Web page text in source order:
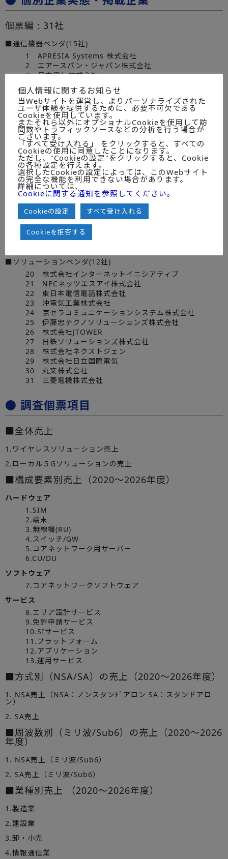
個票編 : 31社
■通信機器ベンダ(15社)
1 APRESIA Systems 株式会社
2 エアースパン・ジャパン株式会社
3 日本電気株式会社
4 ＮＴＴテクノクロス株式会社
5 FCNT株式会社
6 エリクソン・ジャパン株式会社
7 京セラ株式会社
8 サムスン電子ジャパン株式会社
9 大日本印刷株式会社
10 電気興業株式会社
11 東芝インフラシステムズ株式会社
12 日本無線株式会社
13 ノキアソリューションズ&ネットワークス合同会社
14 パナソニック システムソリューションズ ジャパン
15 富士通株式会社【数値なし】
■通信キャリア(4社)
16 エヌ・ティ・ティ・コミュニケーションズ株式会社
17 株式会社NTTドコモ
18 株式会社オプテージ
■ソリューションベンダ(12社)
20 株式会社インターネットイニシアティブ
21 NECネッツエスアイ株式会社
22 東日本電信電話株式会社
23 沖電気工業株式会社
24 京セラコミュニケーションシステム株式会社
25 伊藤忠テクノソリューションズ株式会社
26 株式会社JTOWER
27 日鉄ソリューションズ株式会社
28 株式会社ネクストジェン
29 株式会社日立国際電気
30 丸文株式会社
31 三菱電機株式会社
● 調査個票項目
■全体売上
1.ワイヤレスソリューション売上
2.ローカル５Gソリューションの売上
■構成要素別売上（2020～2026年度）
ハードウェア
1.SIM
2.端末
3.無線機(RU)
4.スイッチ/GW
5.コアネットワーク用サーバー
6.CU/DU
ソフトウェア
7.コアネットワークソフトウェア
サービス
8.エリア設計サービス
9.免許申請サービス
10.SIサービス
11.プラットフォーム
12.アプリケーション
13.運用サービス
■方式別（NSA/SA）の売上（2020～2026年度）
1. NSA売上（NSA：ノンスタンﾄﾞアロン SA：スタンドアロ
ン）
2. SA売上
■周波数別（ミリ波/Sub6）の売上（2020～2026
年度）
1. NSA売上（ミリ波/Sub6）
2. SA売上（ミリ波/Sub6）
■業種別売上 （2020～2026年度）
1.製造業
2.建設業
3.卸・小売
4.情報通信業
個人情報に関するお知らせ
当Webサイトを運営し、よりパーソナライズされた
ユーザ体験を提供するために、必要不可欠である
Cookieを使用しています。
またそれら以外にオプショナルCookieを使用して訪
問数やトラフィックソースなどの分析を行う場合が
ございます。
「すべて受け入れる」 をクリックすると、すべての
Cookieの使用に同意したことになります。
ただし、"Cookieの設定"をクリックすると、Cookie
の各種設定を行えます。
選択したCookieの設定によっては、このWebサイト
の完全な機能を利用できない場合があります。
詳細については、
Cookieに関する通知を参照してください。
Cookieの設定 すべて受け入れる
Cookieを拒否する